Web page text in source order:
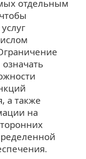
отдельным
а также
на